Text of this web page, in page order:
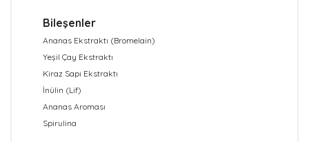
Bileşenler
Ananas Ekstraktı (Bromelain)
Yeşil Çay Ekstraktı
Kiraz Sapı Ekstraktı
İnülin (Lif)
Ananas Aroması
Spirulina